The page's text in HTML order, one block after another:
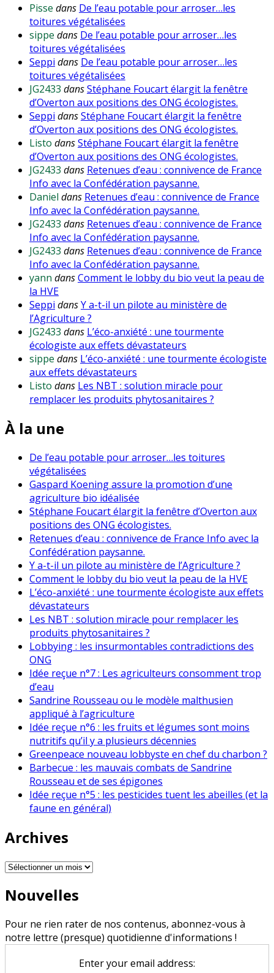
Pisse dans De l’eau potable pour arroser…les
toitures végétalisées
sippe dans De l’eau potable pour arroser…les
toitures végétalisées
Seppi dans De l’eau potable pour arroser…les
toitures végétalisées
JG2433 dansStéphane Foucart élargit la fenêtre
d’Overton aux positions des ONG écologistes.
Seppi dansStéphane Foucart élargit la fenêtre
d’Overton aux positions des ONG écologistes.
Listo dansStéphane Foucart élargit la fenêtre
d’Overton aux positions des ONG écologistes.
JG2433 dans Retenues d’eau : connivence de France
Info avec la Confédération paysanne.
Daniel dans Retenues d’eau : connivence de France
Info avec la Confédération paysanne.
JG2433 dans Retenues d’eau : connivence de France
Info avec la Confédération paysanne.
JG2433 dans Retenues d’eau : connivence de France
Info avec la Confédération paysanne.
yann dansComment le lobby du bio veut la peau de
la HVE
Seppi dansY a-t-il un pilote au ministère de
l’Agriculture ?
JG2433 dans L’éco-anxiété : une tourmente
écologiste aux effets dévastateurs
sippe dans L’éco-anxiété : une tourmente écologiste
aux effets dévastateurs
Listo dans Les NBT : solution miracle pour
remplacer les produits phytosanitaires ?
À la une
De l’eau potable pour arroser…les toitures
végétalisées
Gaspard Koening assure la promotion d’une
agriculture bio idéalisée
Stéphane Foucart élargit la fenêtre d’Overton aux
positions des ONG écologistes.
Retenues d’eau : connivence de France Info avec la
Confédération paysanne.
Y a-t-il un pilote au ministère de l’Agriculture ?
Comment le lobby du bio veut la peau de la HVE
L’éco-anxiété : une tourmente écologiste aux effets
dévastateurs
Les NBT : solution miracle pour remplacer les
produits phytosanitaires ?
Lobbying : les insurmontables contradictions des
ONG
Idée reçue n°7 : Les agriculteurs consomment trop
d’eau
Sandrine Rousseau ou le modèle malthusien
appliqué à l’agriculture
Idée reçue n°6 : les fruits et légumes sont moins
nutritifs qu’il y a plusieurs décennies
Greenpeace nouveau lobbyste en chef du charbon ?
Barbecue : les mauvais combats de Sandrine
Rousseau et de ses épigones
Idée reçue n°5 : les pesticides tuent les abeilles (et la
faune en général)
Archives
Archives
Nouvelles
Pour ne rien rater de nos contenus, abonnez-vous à
notre lettre (presque) quotidienne d'informations !
Enter your email address: